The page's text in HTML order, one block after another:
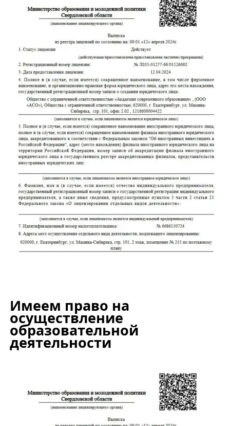
Имеем право на
осуществление
образовательной
деятельности